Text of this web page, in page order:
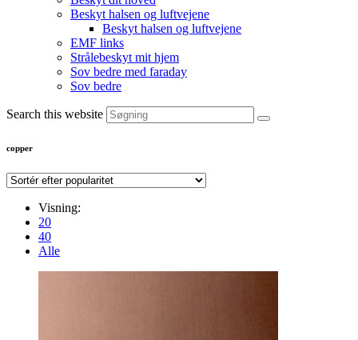
Beskyt halsen og luftvejene
Beskyt halsen og luftvejene
EMF links
Strålebeskyt mit hjem
Sov bedre med faraday
Sov bedre
Search this website
copper
Visning:
20
40
Alle